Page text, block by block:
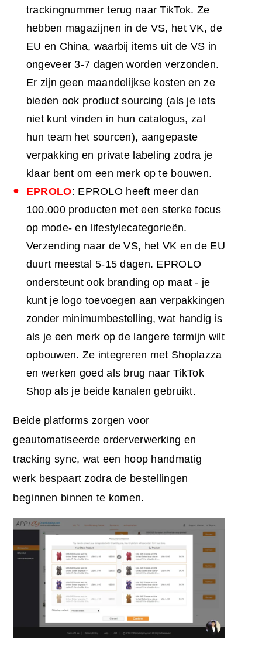
trackingnummer terug naar TikTok. Ze
hebben magazijnen in de VS, het VK, de
EU en China, waarbij items uit de VS in
ongeveer 3-7 dagen worden verzonden.
Er zijn geen maandelijkse kosten en ze
bieden ook product sourcing (als je iets
niet kunt vinden in hun catalogus, zal
hun team het sourcen), aangepaste
verpakking en private labeling zodra je
klaar bent om een merk op te bouwen.
EPROLO: EPROLO heeft meer dan
100.000 producten met een sterke focus
op mode- en lifestylecategorieën.
Verzending naar de VS, het VK en de EU
duurt meestal 5-15 dagen. EPROLO
ondersteunt ook branding op maat - je
kunt je logo toevoegen aan verpakkingen
zonder minimumbestelling, wat handig is
als je een merk op de langere termijn wilt
opbouwen. Ze integreren met Shoplazza
en werken goed als brug naar TikTok
Shop als je beide kanalen gebruikt.
Beide platforms zorgen voor
geautomatiseerde orderverwerking en
tracking sync, wat een hoop handmatig
werk bespaart zodra de bestellingen
beginnen binnen te komen.